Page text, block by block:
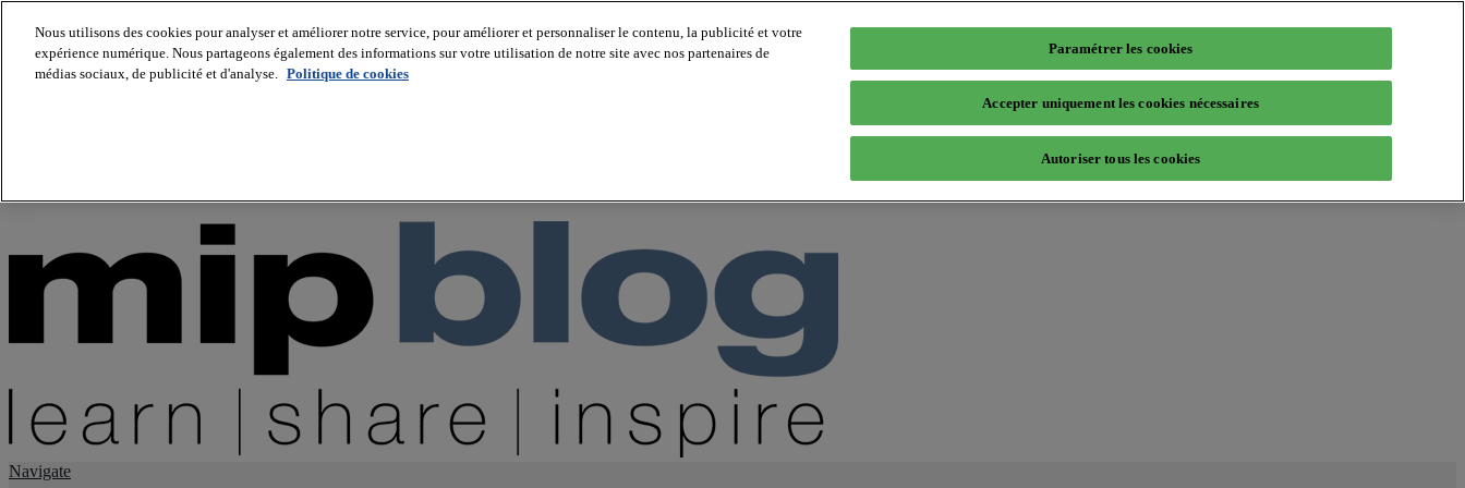
About us
Navigate
Nous utilisons des cookies pour analyser et améliorer notre service, pour améliorer et personnaliser le contenu, la publicité et votre
expérience numérique. Nous partageons également des informations sur votre utilisation de notre site avec nos partenaires de
médias sociaux, de publicité et d'analyse. Politique de cookies
Paramétrer les cookies
Accepter uniquement les cookies nécessaires
Autoriser tous les cookies